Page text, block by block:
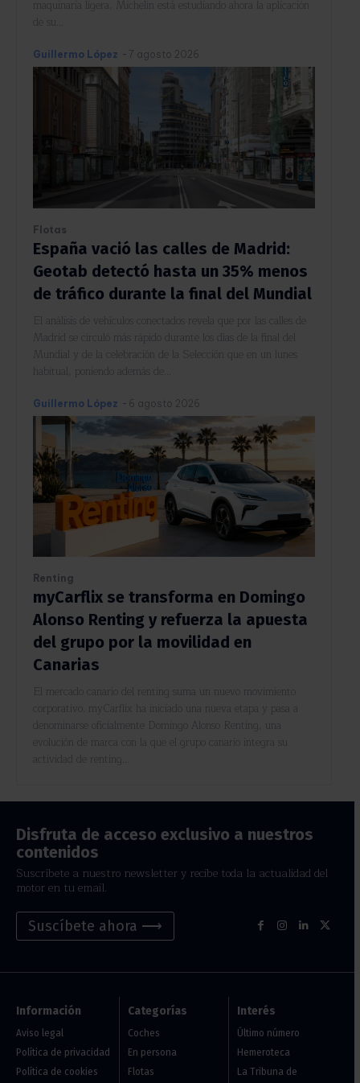
maquinaria ligera, Michelin está estudiando ahora la aplicación
de su...
Guillermo López - 7 agosto 2026
Flotas
España vació las calles de Madrid:
Geotab detectó hasta un 35% menos
de tráfico durante la final del Mundial
El análisis de vehículos conectados revela que por las calles de
Madrid se circuló más rápido durante los días de la final del
Mundial y de la celebración de la Selección que en un lunes
habitual, poniendo además de...
Guillermo López - 6 agosto 2026
Renting
myCarflix se transforma en Domingo
Alonso Renting y refuerza la apuesta
del grupo por la movilidad en
Canarias
El mercado canario del renting suma un nuevo movimiento
corporativo. myCarflix ha iniciado una nueva etapa y pasa a
denominarse oficialmente Domingo Alonso Renting, una
evolución de marca con la que el grupo canario integra su
actividad de renting...
Disfruta de acceso exclusivo a nuestros
contenidos
Suscríbete a nuestro newsletter y recibe toda la actualidad del
motor en tu email.
Suscíbete ahora ⟶
Información
Aviso legal
Política de privacidad
Política de cookies
Categorías
Coches
En persona
Flotas
Interés
Último número
Hemeroteca
La Tribuna de